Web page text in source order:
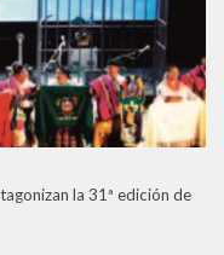
la 31ª edición de